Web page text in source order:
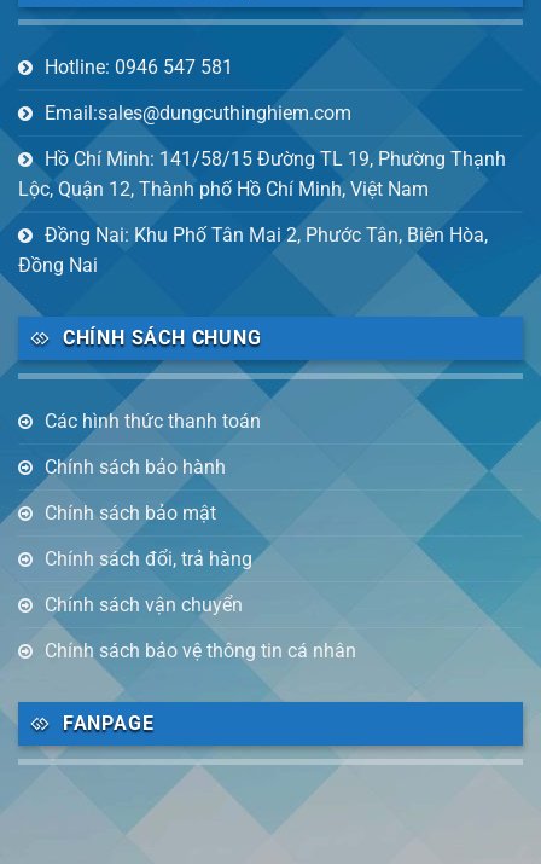
Hotline: 0946 547 581
Email:sales@dungcuthinghiem.com
Hồ Chí Minh: 141/58/15 Đường TL 19, Phường Thạnh
Lộc, Quận 12, Thành phố Hồ Chí Minh, Việt Nam
Đồng Nai: Khu Phố Tân Mai 2, Phước Tân, Biên Hòa,
Đồng Nai
CHÍNH SÁCH CHUNG
Các hình thức thanh toán
Chính sách bảo hành
Chính sách bảo mật
Chính sách đổi, trả hàng
Chính sách vận chuyển
Chính sách bảo vệ thông tin cá nhân
FANPAGE